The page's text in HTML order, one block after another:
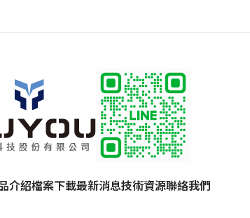
介紹檔案下載最新消息技術資源聯絡我們